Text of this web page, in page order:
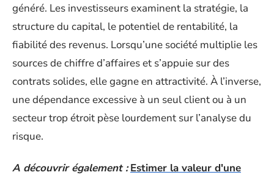
généré. Les investisseurs examinent la stratégie, la
structure du capital, le potentiel de rentabilité, la
fiabilité des revenus. Lorsqu’une société multiplie les
sources de chiffre d’affaires et s’appuie sur des
contrats solides, elle gagne en attractivité. À l’inverse,
une dépendance excessive à un seul client ou à un
secteur trop étroit pèse lourdement sur l’analyse du
risque.
A découvrir également : Estimer la valeur d'une